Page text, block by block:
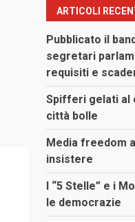
ARTICOLI
Pubblicato il
segretari
requisiti e
Spifferi gelati al
città bolle
Media freedom
insistere
I “5 Stelle” e i
le democrazie